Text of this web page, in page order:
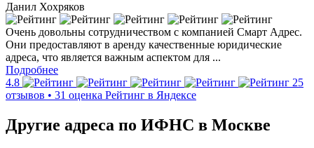
Данил Хохряков
Очень довольны сотрудничеством с компанией Смарт Адрес.
Они предоставляют в аренду качественные юридические
адреса, что является важным аспектом для ...
Подробнее
4.8
25
отзывов • 31 оценка Рейтинг в Яндексе
Другие адреса по ИФНС в Москве